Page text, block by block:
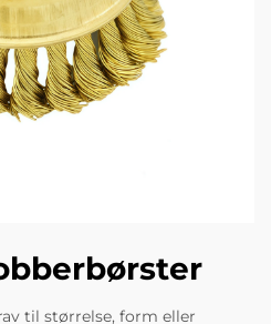
til størrelse, form eller